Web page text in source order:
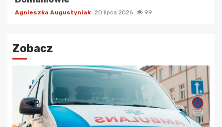
Agnieszka Augustyniak 20 lipca 2026 99
Zobacz